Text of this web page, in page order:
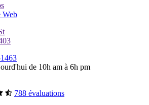
Web
de 10h am à 6h pm
788 évaluations